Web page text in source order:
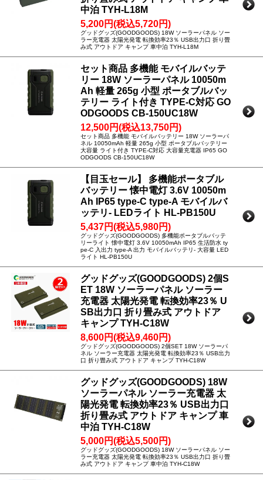
中泊 TYH-L18M
5,200円(税込5,720円)
グッドグッズ(GOODGOODS) 18W ソーラーパネル ソー
ラー充電器 太陽光発電 転換効率23％ USB出力口 折り畳
み式 アウトドア キャンプ 車中泊 TYH-L18M
セット商品 多機能 モバイルバッテ
リー 18W ソーラーパネル 10050m
Ah 軽量 265g 小型 ポータブルバッ
テリー ライト付き TYPE-C対応 GO
ODGOODS CB-150UC18W
12,500円(税込13,750円)
セット商品 多機能 モバイルバッテリー 18W ソーラーパ
ネル 10050mAh 軽量 265g 小型 ポータブルバッテリー
大容量 ライト付き TYPE-C対応 大容量充電器 IP65 GO
ODGOODS CB-150UC18W
【目玉セール】 多機能ポータブル
バッテリー 懐中電灯 3.6V 10050m
Ah IP65 type-C type-A モバイルバ
ッテリ- LEDライト HL-PB150U
5,437円(税込5,980円)
グッドグッズ(GOODGOODS) 多機能ポータブルバッテ
リーライト 懐中電灯 3.6V 10050mAh IP65 生活防水 ty
pe-C 入出力 type-A 出力 モバイルバッテリ- 大容量 LED
ライト HL-PB150U
グッドグッズ(GOODGOODS) 2個S
ET 18W ソーラーパネル ソーラー
充電器 太陽光発電 転換効率23％ U
SB出力口 折り畳み式 アウトドア
キャンプ TYH-C18W
8,600円(税込9,460円)
グッドグッズ(GOODGOODS) 2個SET 18W ソーラーパ
ネル ソーラー充電器 太陽光発電 転換効率23％ USB出力
口 折り畳み式 アウトドア キャンプ TYH-C18W
グッドグッズ(GOODGOODS) 18W
ソーラーパネル ソーラー充電器 太
陽光発電 転換効率23％ USB出力口
折り畳み式 アウトドア キャンプ 車
中泊 TYH-C18W
5,000円(税込5,500円)
グッドグッズ(GOODGOODS) 18W ソーラーパネル ソー
ラー充電器 太陽光発電 転換効率23％ USB出力口 折り畳
み式 アウトドア キャンプ 車中泊 TYH-C18W